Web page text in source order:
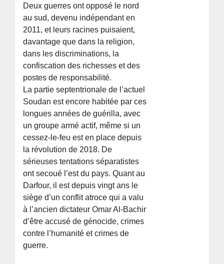
Deux guerres ont opposé le nord
au sud, devenu indépendant en
2011, et leurs racines puisaient,
davantage que dans la religion,
dans les discriminations, la
confiscation des richesses et des
postes de responsabilité.
La partie septentrionale de l’actuel
Soudan est encore habitée par ces
longues années de guérilla, avec
un groupe armé actif, même si un
cessez-le-feu est en place depuis
la révolution de 2018. De
sérieuses tentations séparatistes
ont secoué l’est du pays. Quant au
Darfour, il est depuis vingt ans le
siège d’un conflit atroce qui a valu
à l’ancien dictateur Omar Al-Bachir
d’être accusé de génocide, crimes
contre l’humanité et crimes de
guerre.